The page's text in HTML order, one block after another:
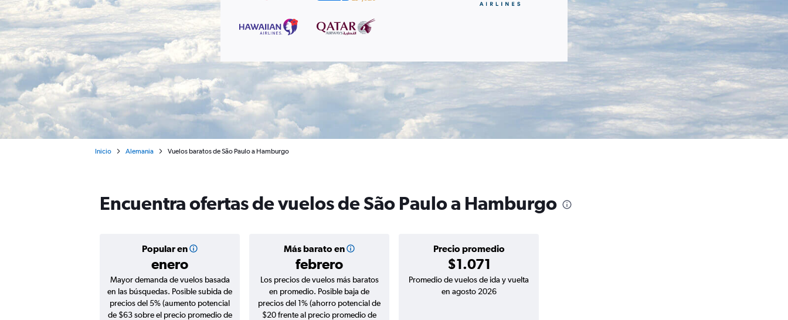
Inicio Alemania Vuelos baratos de São Paulo a Hamburgo
Encuentra ofertas de vuelos de São Paulo a Hamburgo
Popular en
enero
Más barato en
febrero
Precio promedio
$1.071
Mayor demanda de vuelos basada
en las búsquedas. Posible subida de
precios del 5% (aumento potencial
de $63 sobre el precio promedio de
Los precios de vuelos más baratos
en promedio. Posible baja de
precios del 1% (ahorro potencial de
$20 frente al precio promedio de
Promedio de vuelos de ida y vuelta
en agosto 2026